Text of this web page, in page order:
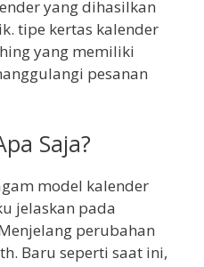
yang dihasilkan
tipe kertas kalender
yang memiliki
pesanan
Saja?
model kalender
jelaskan pada
perubahan
Baru seperti saat ini,